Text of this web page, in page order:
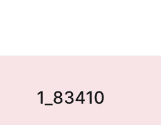
83410_1